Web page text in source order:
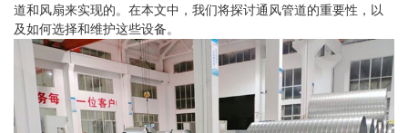
道和风扇来实现的。在本文中，我们将探讨通风管道的重要性，以
及如何选择和维护这些设备。